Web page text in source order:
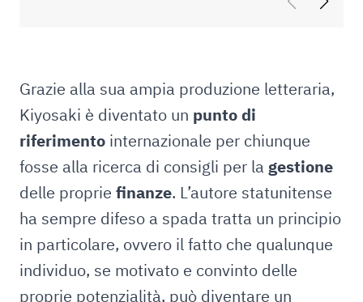
Grazie alla sua ampia produzione letteraria,
Kiyosaki è diventato un punto di
riferimento internazionale per chiunque
fosse alla ricerca di consigli per la gestione
delle proprie finanze. L’autore statunitense
ha sempre difeso a spada tratta un principio
in particolare, ovvero il fatto che qualunque
individuo, se motivato e convinto delle
proprie potenzialità, può diventare un